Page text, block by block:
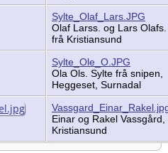
Sylte_Olaf_Lars.JPG
Olaf Larss. og Lars
frå Kristiansund
Sylte_Ole_O.JPG
Ola Ols. Sylte frå snipen,
Heggeset, Surnadal
Einar og Rakel Vassgård,
Kristiansund